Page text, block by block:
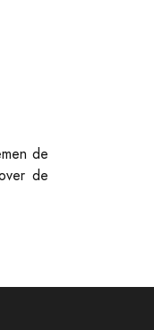
de
de